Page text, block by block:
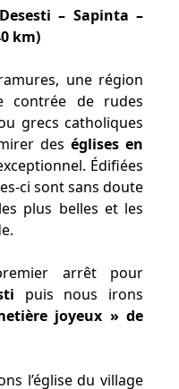
– Sapinta –
km)
une région
contrée de rudes
grecs catholiques
des églises en
Édifiées
ci sont sans doute
plus belles et les
arrêt pour
puis nous irons
joyeux » de
l’église du village